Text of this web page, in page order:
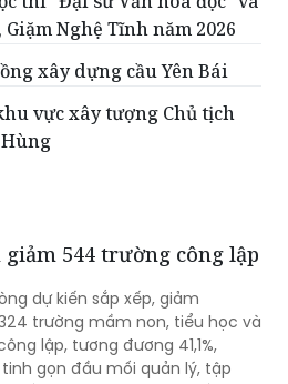
Nghệ Tĩnh năm 2026
xây dựng cầu Yên Bái
vực xây tượng Chủ tịch
544 trường công lập
dự kiến sắp xếp, giảm
trường mầm non, tiểu học và
lập, tương đương 41,1%,
gọn đầu mối quản lý, tập